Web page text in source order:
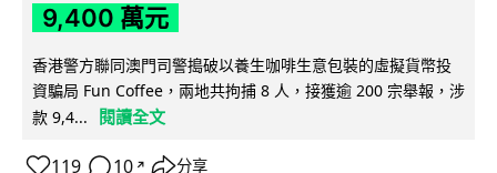
9,400 萬元
香港警方聯同澳門司警搗破以養生咖啡生意包裝的虛擬貨幣投
資騙局 Fun Coffee，兩地共拘捕 8 人，接獲逾 200 宗舉報，涉
款 9,4...
閱讀全文
119 10 ↗ 分享